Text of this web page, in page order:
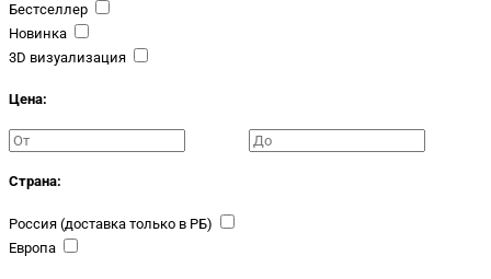
Бестселлер
Новинка
3D визуализация
Цена:
Страна:
Россия (доставка только в РБ)
Европа